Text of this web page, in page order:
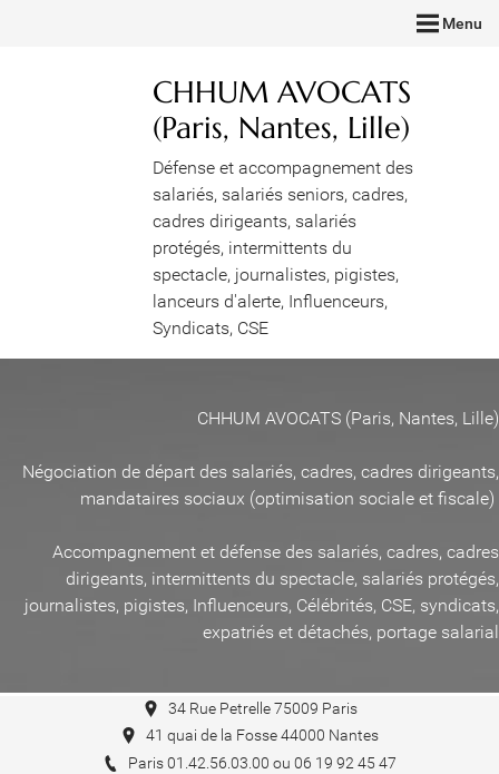
Menu
CHHUM AVOCATS
(Paris, Nantes, Lille)
Défense et accompagnement des
salariés, salariés seniors, cadres,
cadres dirigeants, salariés
protégés, intermittents du
spectacle, journalistes, pigistes,
lanceurs d'alerte, Influenceurs,
Syndicats, CSE
CHHUM AVOCATS (Paris, Nantes, Lille)
Négociation de départ des salariés, cadres, cadres dirigeants,
mandataires sociaux (optimisation sociale et fiscale)
Accompagnement et défense des salariés, cadres, cadres
dirigeants, intermittents du spectacle, salariés protégés,
journalistes, pigistes, Influenceurs, Célébrités, CSE, syndicats,
expatriés et détachés, portage salarial
34 Rue Petrelle 75009 Paris
41 quai de la Fosse 44000 Nantes
Paris 01.42.56.03.00 ou 06 19 92 45 47